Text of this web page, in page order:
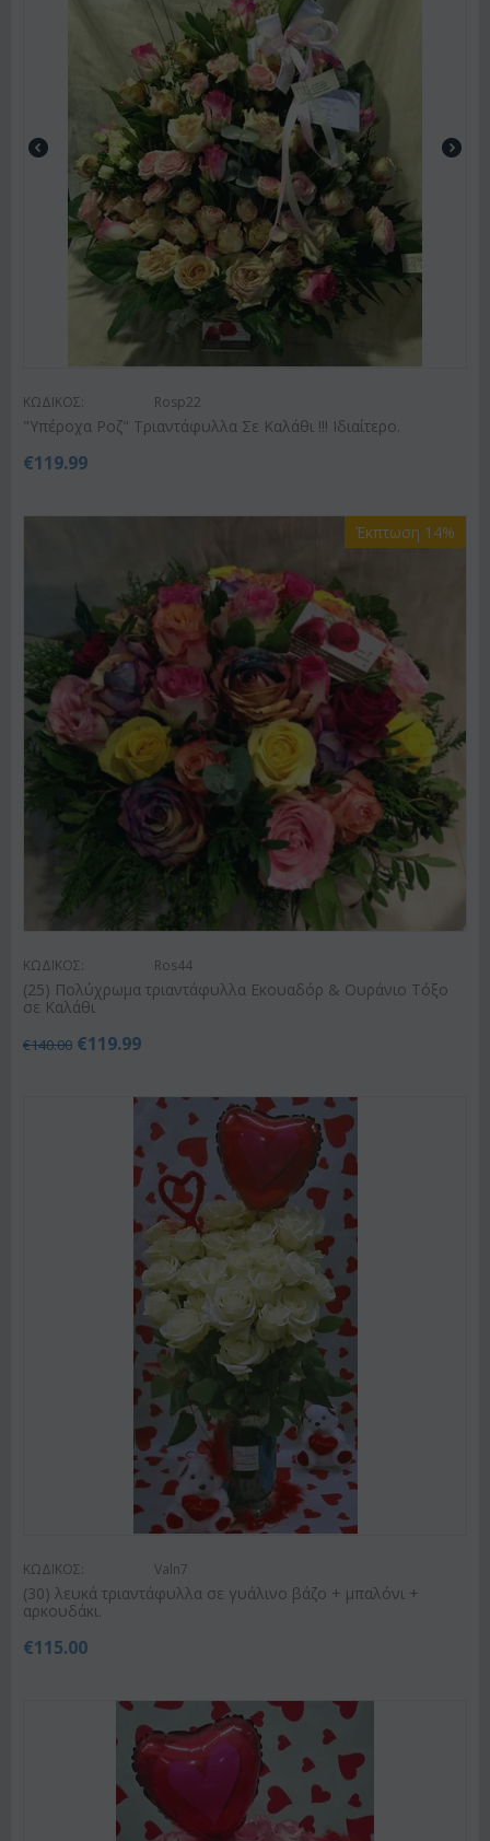
ΚΩΔΙΚΟΣ: Rosp22
"Υπέροχα Ροζ" Τριαντάφυλλα Σε Καλάθι !!! Ιδιαίτερο.
€119.99
Έκπτωση 14%
ΚΩΔΙΚΟΣ: Ros44
(25) Πολύχρωμα τριαντάφυλλα Εκουαδόρ & Ουράνιο Τόξο
σε Καλάθι
€140.00 €119.99
ΚΩΔΙΚΟΣ: Valn7
(30) λευκά τριαντάφυλλα σε γυάλινο βάζο + μπαλόνι +
αρκουδάκι.
€115.00